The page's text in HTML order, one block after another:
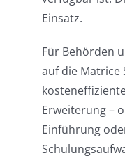
Einsatz.
Für Behörden
auf die Matrice
Erweiterung –
Einführung